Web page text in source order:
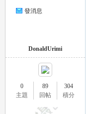
發消息
DonaldUrimi
0
主題
89
回帖
304
積分